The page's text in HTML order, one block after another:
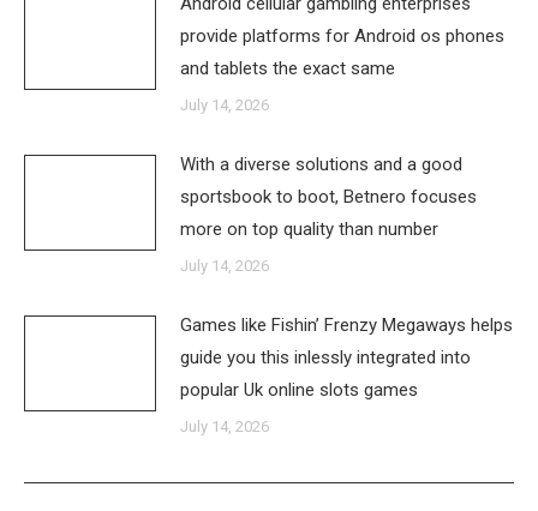
provide platforms for Android os phones
and tablets the exact same
July 14, 2026
With a diverse solutions and a good
sportsbook to boot, Betnero focuses
more on top quality than number
July 14, 2026
Games like Fishin’ Frenzy Megaways helps
guide you this inlessly integrated into
popular Uk online slots games
July 14, 2026